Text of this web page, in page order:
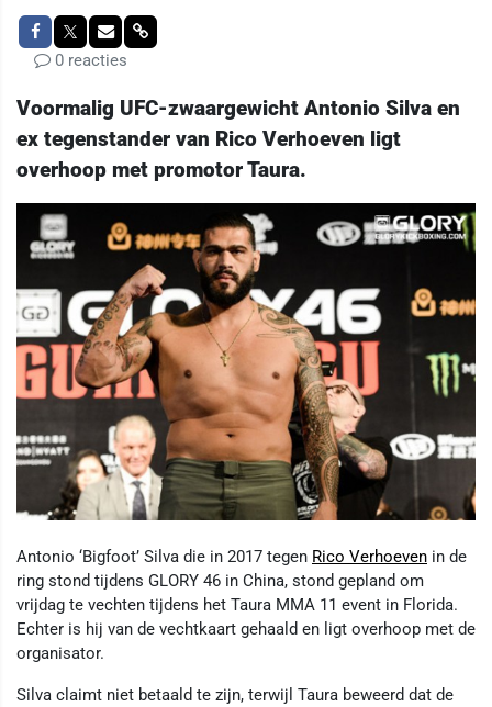
0 reacties
Voormalig UFC-zwaargewicht Antonio Silva en
ex tegenstander van Rico Verhoeven ligt
overhoop met promotor Taura.
Antonio ‘Bigfoot’ Silva die in 2017 tegen Rico Verhoeven in de
ring stond tijdens GLORY 46 in China, stond gepland om
vrijdag te vechten tijdens het Taura MMA 11 event in Florida.
Echter is hij van de vechtkaart gehaald en ligt overhoop met de
organisator.
Silva claimt niet betaald te zijn, terwijl Taura beweerd dat de